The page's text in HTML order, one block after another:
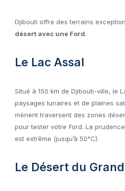
Djibouti offre des terrains
désert avec une Ford.
Le Lac Assal
Situé à 150 km de Djibouti-ville, le
paysages lunaires et de plaines
mènent traversent des zones
pour tester votre Ford. La
est extrême (jusqu’à 50°C).
Le Désert du